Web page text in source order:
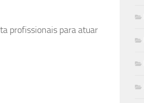
profissionais para atuar